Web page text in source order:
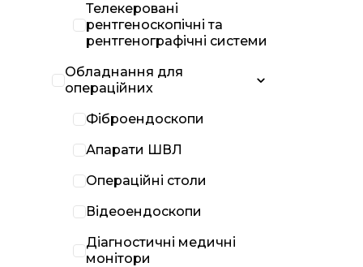
Телекеровані
рентгеноскопічні та
рентгенографічні системи
Обладнання для
операційних
Фіброендоскопи
Апарати ШВЛ
Операційні столи
Відеоендоскопи
Діагностичні медичні
монітори